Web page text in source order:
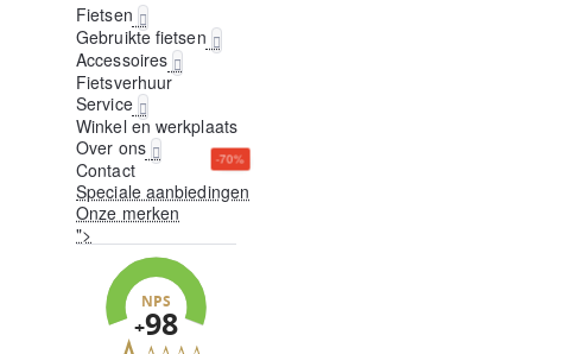
Fietsen
Gebruikte fietsen
Accessoires
Fietsverhuur
Service
Winkel en werkplaats
Over ons
Contact
Speciale aanbiedingen
-70%
Onze merken
">